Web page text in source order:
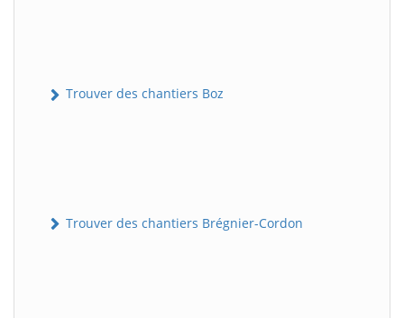
Trouver des chantiers Boz
Trouver des chantiers Brégnier-Cordon